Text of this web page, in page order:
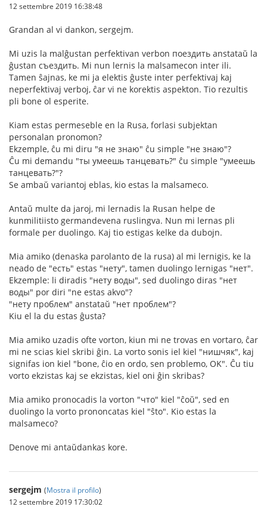
12 settembre 2019 16:38:48
Grandan al vi dankon, sergejm.
Mi uzis la malĝustan perfektivan verbon поездить anstataŭ la
ĝustan съездить. Mi nun lernis la malsamecon inter ili.
Tamen ŝajnas, ke mi ja elektis ĝuste inter perfektivaj kaj
neperfektivaj verboj, ĉar vi ne korektis aspekton. Tio rezultis
pli bone ol esperite.
Kiam estas permeseble en la Rusa, forlasi subjektan
personalan pronomon?
Ekzemple, ĉu mi diru "я не знаю" ĉu simple "не знаю"?
Ĉu mi demandu "ты умеешь танцевать?" ĉu simple "умеешь
танцевать?"?
Se ambaŭ variantoj eblas, kio estas la malsameco.
Antaŭ multe da jaroj, mi lernadis la Rusan helpe de
kunmilitiisto germandevena ruslingva. Nun mi lernas pli
formale per duolingo. Kaj tio estigas kelke da dubojn.
Mia amiko (denaska parolanto de la rusa) al mi lernigis, ke la
neado de "есть" estas "нету", tamen duolingo lernigas "нет".
Ekzemple: li diradis "нету воды", sed duolingo diras "нет
воды" por diri "ne estas akvo"?
"нету проблем" anstataŭ "нет проблем"?
Kiu el la du estas ĝusta?
Mia amiko uzadis ofte vorton, kiun mi ne trovas en vortaro, ĉar
mi ne scias kiel skribi ĝin. La vorto sonis iel kiel "нишчяк", kaj
signifas ion kiel "bone, ĉio en ordo, sen problemo, OK". Ĉu tiu
vorto ekzistas kaj se ekzistas, kiel oni ĝin skribas?
Mia amiko pronocadis la vorton "что" kiel "ĉoŭ", sed en
duolingo la vorto prononcatas kiel "ŝto". Kio estas la
malsameco?
Denove mi antaŭdankas kore.
sergejm (Mostra il profilo)
12 settembre 2019 17:30:02